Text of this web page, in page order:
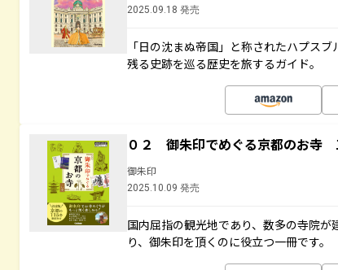
2025.09.18 発売
「日の沈まぬ帝国」と称されたハプス
残る史跡を巡る歴史を旅するガイド。
０２ 御朱印でめぐる京都のお寺
御朱印
2025.10.09 発売
国内屈指の観光地であり、数多の寺院
り、御朱印を頂くのに役立つ一冊です。